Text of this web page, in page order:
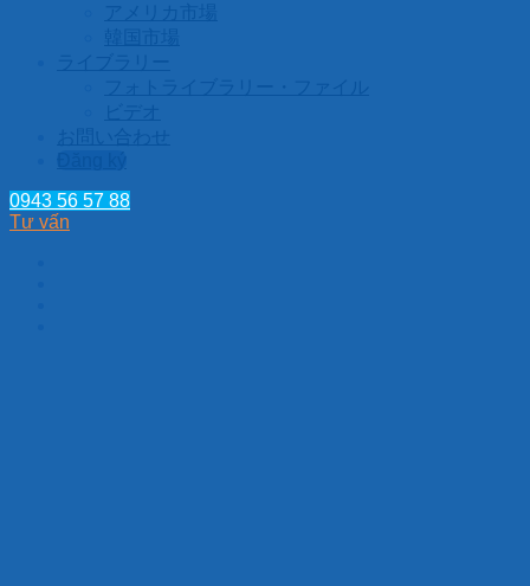
0943 56 57 88
Tư vấn